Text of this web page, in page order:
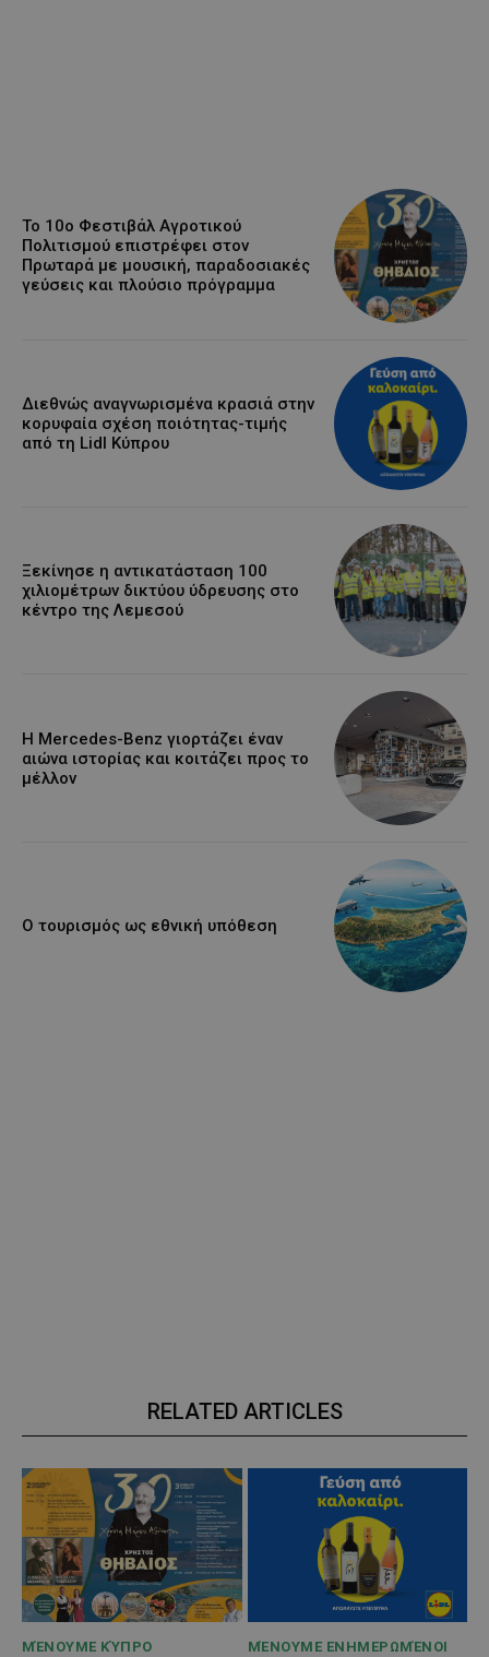
Το 10ο Φεστιβάλ Αγροτικού
Πολιτισμού επιστρέφει στον
Πρωταρά με μουσική, παραδοσιακές
γεύσεις και πλούσιο πρόγραμμα
Διεθνώς αναγνωρισμένα κρασιά στην
κορυφαία σχέση ποιότητας-τιμής
από τη Lidl Κύπρου
Ξεκίνησε η αντικατάσταση 100
χιλιομέτρων δικτύου ύδρευσης στο
κέντρο της Λεμεσού
Η Mercedes-Benz γιορτάζει έναν
αιώνα ιστορίας και κοιτάζει προς το
μέλλον
Ο τουρισμός ως εθνική υπόθεση
RELATED ARTICLES
ΜΈΝΟΥΜΕ ΚΎΠΡΟ ΜΈΝΟΥΜΕ ΕΝΗΜΕΡΩΜΈΝΟΙ